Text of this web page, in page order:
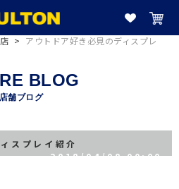
> アウトドア好き必見のディスプレ
BLOG
店舗ブログ
スプレイ紹介
2018/04/08 00:00